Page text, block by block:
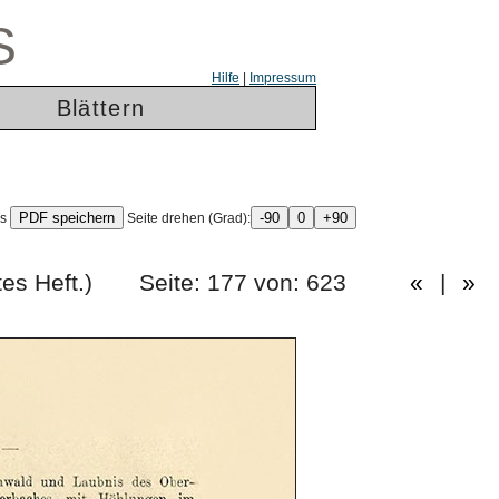
Hilfe Impressum
Blättern
Seite drehen (Grad):
Heft.) Seite: 177 von: 623 « | »